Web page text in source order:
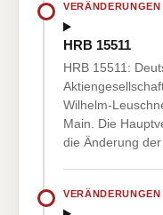
VERÄNDERUNGEN
HRB 15511
HRB 15511:
Wilhelm-
Main. Die
die Änderung
VERÄNDERUNGEN